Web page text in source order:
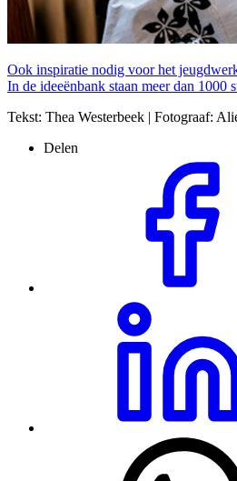
Ook inspiratie nodig voor het
In de ideeënbank staan meer dan 1000
Tekst: Thea Westerbeek | Fotograaf:
Delen